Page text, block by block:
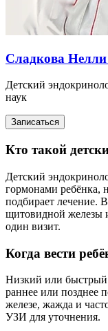
Сладкова
Детский
наук
Записаться
Кто такой
Детский
гормонами ребёнка,
подбирает лечение.
щитовидной железы
один визит.
Когда вести
Низкий или быстрый
раннее или позднее
железе, жажда и
УЗИ для уточнения.